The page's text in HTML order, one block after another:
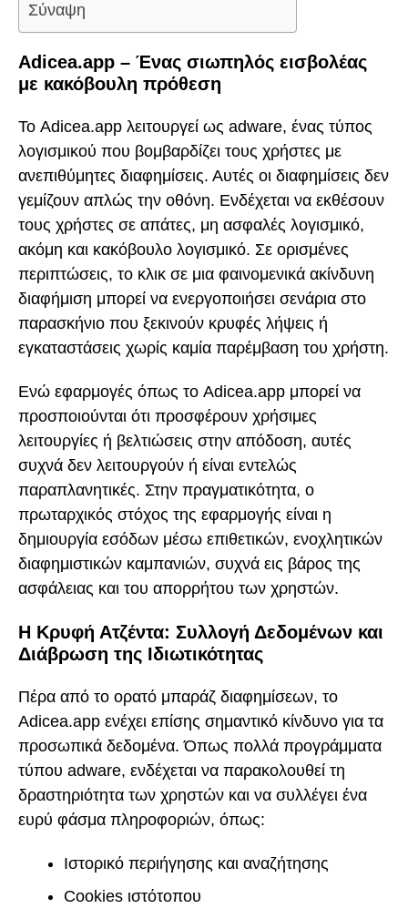
Σύναψη
Adicea.app – Ένας σιωπηλός εισβολέας
με κακόβουλη πρόθεση
Το Adicea.app λειτουργεί ως adware, ένας τύπος
λογισμικού που βομβαρδίζει τους χρήστες με
ανεπιθύμητες διαφημίσεις. Αυτές οι διαφημίσεις δεν
γεμίζουν απλώς την οθόνη. Ενδέχεται να εκθέσουν
τους χρήστες σε απάτες, μη ασφαλές λογισμικό,
ακόμη και κακόβουλο λογισμικό. Σε ορισμένες
περιπτώσεις, το κλικ σε μια φαινομενικά ακίνδυνη
διαφήμιση μπορεί να ενεργοποιήσει σενάρια στο
παρασκήνιο που ξεκινούν κρυφές λήψεις ή
εγκαταστάσεις χωρίς καμία παρέμβαση του χρήστη.
Ενώ εφαρμογές όπως το Adicea.app μπορεί να
προσποιούνται ότι προσφέρουν χρήσιμες
λειτουργίες ή βελτιώσεις στην απόδοση, αυτές
συχνά δεν λειτουργούν ή είναι εντελώς
παραπλανητικές. Στην πραγματικότητα, ο
πρωταρχικός στόχος της εφαρμογής είναι η
δημιουργία εσόδων μέσω επιθετικών, ενοχλητικών
διαφημιστικών καμπανιών, συχνά εις βάρος της
ασφάλειας και του απορρήτου των χρηστών.
Η Κρυφή Ατζέντα: Συλλογή Δεδομένων και
Διάβρωση της Ιδιωτικότητας
Πέρα από το ορατό μπαράζ διαφημίσεων, το
Adicea.app ενέχει επίσης σημαντικό κίνδυνο για τα
προσωπικά δεδομένα. Όπως πολλά προγράμματα
τύπου adware, ενδέχεται να παρακολουθεί τη
δραστηριότητα των χρηστών και να συλλέγει ένα
ευρύ φάσμα πληροφοριών, όπως:
Ιστορικό περιήγησης και αναζήτησης
Cookies ιστότοπου